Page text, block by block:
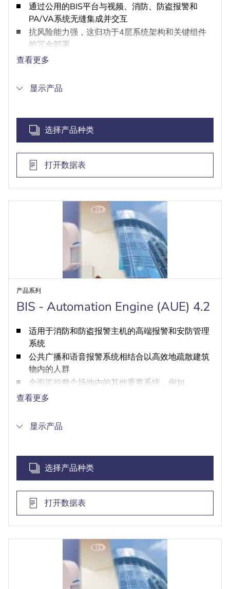
通过公用的BIS平台与视频、消防、防盗报警和
PA/VA系统无缝集成并交互
抗风险能力强，这归功于4层系统架构和关键组件
的冗余部署
通过开放安全协议和SDK实现第三方产品集成
现高效的注册流程
查看更多
显示产品
选择产品种类
打开数据表
产品系列
BIS - Automation Engine (AUE) 4.2
适用于消防和防盗报警主机的高端报警和安防管理
系统
公共广播和语音报警系统相结合以高效地疏散建筑
物内的人群
全面监控整个场地内的其他重要系统，例如
HVAC、楼宇自动化和能源管理
轻松集成和配置子系统
查看更多
显示产品
选择产品种类
打开数据表